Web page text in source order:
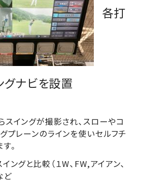
各打
グナビを設置
スイングが撮影され、スローやコ
プレーンのラインを使いセルフチ
。
ングと比較（１W、FW,アイアン、
ど